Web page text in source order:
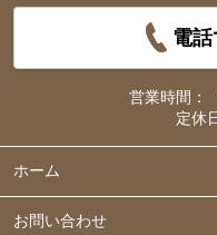
電
営業時間：
定休
ホーム
お問い合わせ